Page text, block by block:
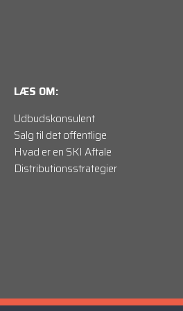
LÆS OM:
Udbudskonsulent
Salg til det offentlige
Hvad er en SKI Aftale
Distributionsstrategier